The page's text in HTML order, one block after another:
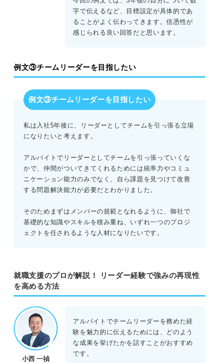
字で伝えるなど、目標設定が具体的であ
ることがよく伝わってきます。信憑性が
感じられる良い回答だと思います。
例文③チームリーダーを目指したい
例文③チームリーダーを目指したい
私は入社5年後に、リーダーとしてチームを引っ張る立場
になりたいと考えます。
アルバイトでリーダーとしてチームを引っ張っていくな
かで、仲間がついてきてくれるためには統率力やコミュ
ニケーション能力のみでなく、自ら課題を見つけて改善
する問題解決能力が必要だとわかりました。
そのためまずはメンバーの規範となれるように、御社で
基礎的な知識やスキルを積み重ね、いずれ一つのプロジ
ェクトを任されるような人材になりたいです。
就職支援のプロが解説！ リーダー経験で強みの再現性
を高める方法
小西 一禎
アルバイトでチームリーダーを務めた経
験を魅力的に伝えるためには、どのよう
な成果を挙げたかを話すことがおすすめ
です。